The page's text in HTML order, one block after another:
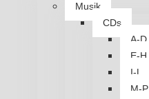
Musik
CDs
A-D
E-H
I-L
M-P